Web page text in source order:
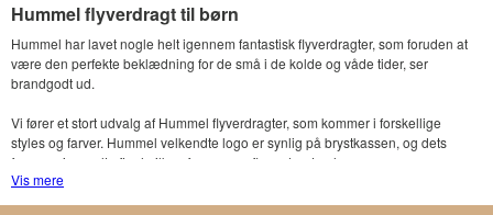
Hummel flyverdragt til børn
Hummel har lavet nogle helt igennem fantastisk flyverdragter, som foruden at
være den perfekte beklædning for de små i de kolde og våde tider, ser
brandgodt ud.
Vi fører et stort udvalg af Hummel flyverdragter, som kommer i forskellige
styles og farver. Hummel velkendte logo er synlig på brystkassen, og dets
farve varierer alt efter hvilken farve, som flyverdragten har.
Du finder bl.a. Hummel flyverdragter i farverne blå, grøn, lilla, rød med/uden
Vis mere